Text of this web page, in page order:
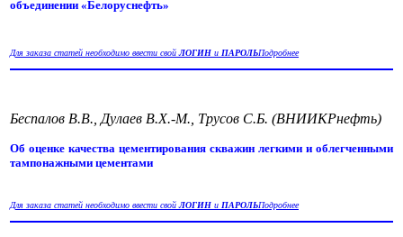
объединении «Белоруснефть»
Для заказа статей необходимо ввести свойЛОГИН и ПАРОЛЬПодробнее
Беспалов В.В., Дулаев В.Х.-М., Трусов С.Б. (ВНИИКРнефть)
Об оценке качества цементирования скважин легкими и облегченными
тампонажными цементами
Для заказа статей необходимо ввести свойЛОГИН и ПАРОЛЬПодробнее